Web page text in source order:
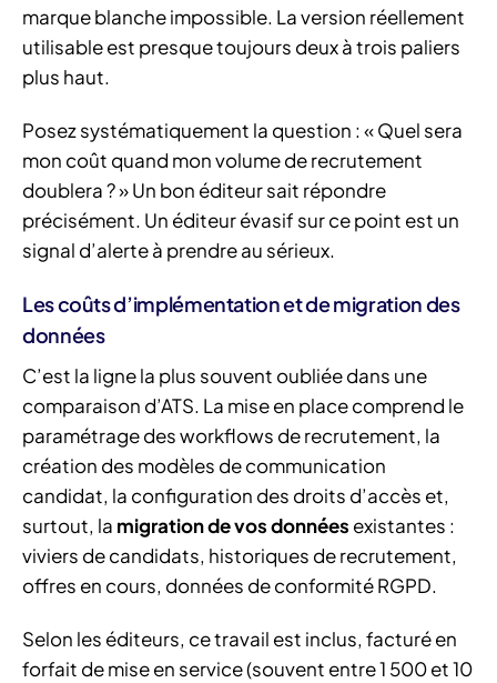
marque blanche impossible. La version réellement
utilisable est presque toujours deux à trois paliers
plus haut.
Posez systématiquement la question : « Quel sera
mon coût quand mon volume de recrutement
doublera ? » Un bon éditeur sait répondre
précisément. Un éditeur évasif sur ce point est un
signal d’alerte à prendre au sérieux.
Les coûts d’implémentation et de migration des
données
C’est la ligne la plus souvent oubliée dans une
comparaison d’ATS. La mise en place comprend le
paramétrage des workflows de recrutement, la
création des modèles de communication
candidat, la configuration des droits d’accès et,
surtout, la migration de vos données existantes :
viviers de candidats, historiques de recrutement,
offres en cours, données de conformité RGPD.
Selon les éditeurs, ce travail est inclus, facturé en
forfait de mise en service (souvent entre 1 500 et 10